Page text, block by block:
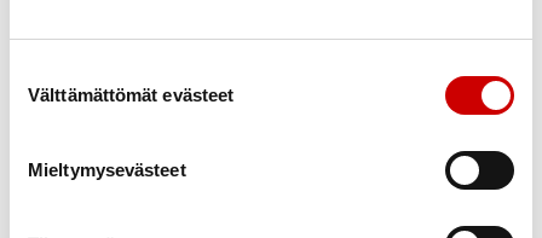
Välttämättömät evästeet
Mieltymysevästeet
Osana kampanjaa kirjoitimme jutun Tampereen
Liikkuva Sydän -kävelyryhmästä ja sen tärkeydestä
osallistujille. Juuri tämänkaltaista matalan kynnyksen
toimintaa pyrimme järjestämään.
Lue täältä juttu Liikkuva Sydän -kävelyryhmän